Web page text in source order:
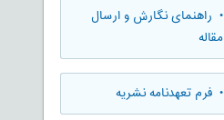
• راهنمای نگارش و ارسال
مقاله
• فرم تعهدنامه نشریه